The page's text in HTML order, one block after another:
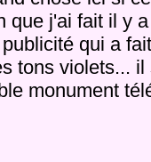
que j'ai fait il y
qui a
tons violets...
monument